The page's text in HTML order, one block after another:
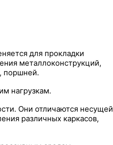
для прокладки
металлоконструкций,
поршней.
нагрузкам.
Они отличаются несущей
различных каркасов,